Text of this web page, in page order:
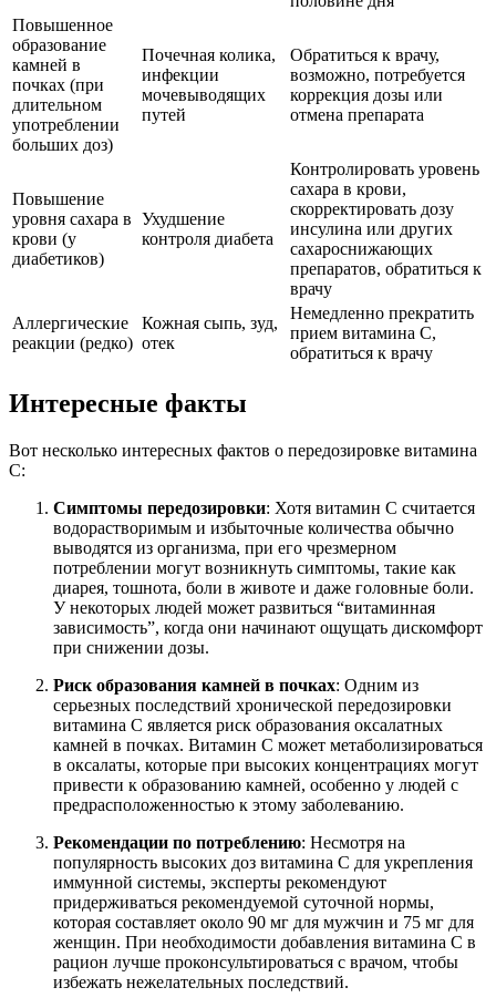
Повышенное
образование
камней в
почках (при
длительном
употреблении
больших доз)
Почечная колика,
инфекции
мочевыводящих
путей
Обратиться к врачу,
возможно, потребуется
коррекция дозы или
отмена препарата
Повышение
уровня сахара в
крови (у
диабетиков)
Ухудшение
контроля диабета
Контролировать уровень
сахара в крови,
скорректировать дозу
инсулина или других
сахароснижающих
препаратов, обратиться к
врачу
Аллергические
реакции (редко)
Кожная сыпь, зуд,
отек
Немедленно прекратить
прием витамина С,
обратиться к врачу
Интересные факты
Вот несколько интересных фактов о передозировке витамина
С:
Симптомы передозировки: Хотя витамин С считается
водорастворимым и избыточные количества обычно
выводятся из организма, при его чрезмерном
потреблении могут возникнуть симптомы, такие как
диарея, тошнота, боли в животе и даже головные боли.
У некоторых людей может развиться “витаминная
зависимость”, когда они начинают ощущать дискомфорт
при снижении дозы.
Риск образования камней в почках: Одним из
серьезных последствий хронической передозировки
витамина С является риск образования оксалатных
камней в почках. Витамин С может метаболизироваться
в оксалаты, которые при высоких концентрациях могут
привести к образованию камней, особенно у людей с
предрасположенностью к этому заболеванию.
Рекомендации по потреблению: Несмотря на
популярность высоких доз витамина С для укрепления
иммунной системы, эксперты рекомендуют
придерживаться рекомендуемой суточной нормы,
которая составляет около 90 мг для мужчин и 75 мг для
женщин. При необходимости добавления витамина С в
рацион лучше проконсультироваться с врачом, чтобы
избежать нежелательных последствий.